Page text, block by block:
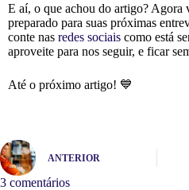
E aí, o que achou do artigo? Agora
preparado para suas próximas
conte nas redes sociais como está
aproveite para nos seguir, e ficar
Até o próximo artigo! 💙
ANTERIOR
3 comentários